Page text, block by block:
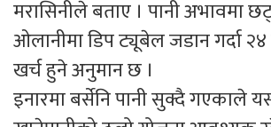
मरासिनीले बताए । पानी अभावमा
ओलानीमा डिप ट्यूबेल जडान गर्दा
खर्च हुने अनुमान छ ।
इनारमा बर्सेनि पानी सुक्दै गएकाले यस